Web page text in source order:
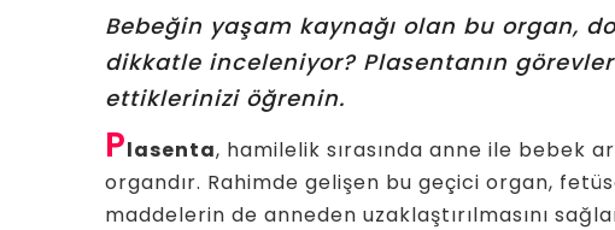
Bebeğin yaşam kaynağı olan bu organ,
dikkatle inceleniyor? Plasentanın
ettiklerinizi öğrenin.
Plasenta, hamilelik sırasında anne ile bebek
organdır. Rahimde gelişen bu geçici organ,
maddelerin de anneden uzaklaştırılmasını